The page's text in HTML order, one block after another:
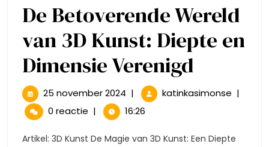
De Betoverende Wereld
van 3D Kunst: Diepte en
Dimensie Verenigd
van
25 november 2024 25
november
| katinkasimonse De|
0 reactie | 16:26
Artikel: 3D Kunst De Magie van 3D Kunst: Een Diepte